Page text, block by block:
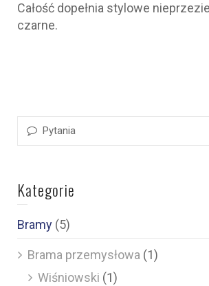
Całość dopełnia stylowe
czarne.
Pytania
Kategorie
Bramy (5)
Brama przemysłowa (1)
Wiśniowski (1)